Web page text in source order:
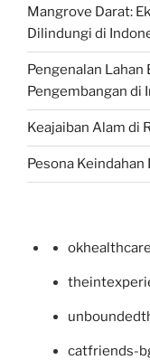
Mangrove Darat:
Dilindungi di
Pengenalan Lahan
Pengembangan di
Keajaiban Alam di
Pesona
catfriends-